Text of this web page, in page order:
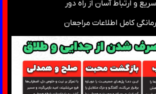
و ارتباط آسان از راه دور
کامل اطلاعات مراجعان